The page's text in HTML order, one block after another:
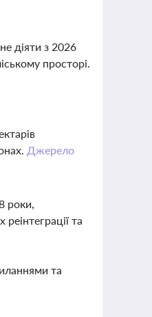
діяти з 2026
просторі.
Джерело
роки,
та
та